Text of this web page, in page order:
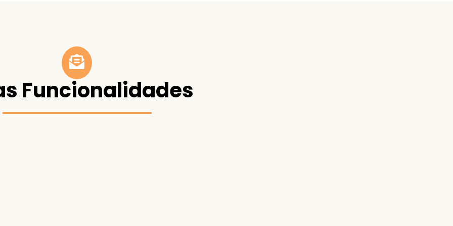
Funcionalidades